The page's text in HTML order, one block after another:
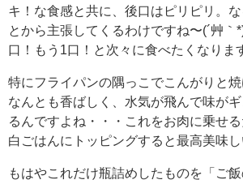
キ！な食感と共に、後口はピリピリ。
とから主張してくるわけですね〜(´艸｀
口！もう1口！と次々に食べたくなりま
特にフライパンの隅っこでこんがりと
なんとも香ばしく、水気が飛んで味が
るんですよね・・・これをお肉に乗せる
白ごはんにトッピングすると最高美味し
もはやこれだけ瓶詰めしたものを「ご